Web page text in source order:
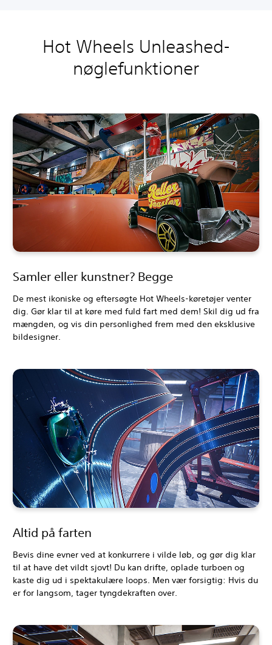
Hot Wheels Unleashed-
nøglefunktioner
Samler eller kunstner? Begge
De mest ikoniske og eftersøgte Hot Wheels-køretøjer venter
dig. Gør klar til at køre med fuld fart med dem! Skil dig ud fra
mængden, og vis din personlighed frem med den eksklusive
bildesigner.
Altid på farten
Bevis dine evner ved at konkurrere i vilde løb, og gør dig klar
til at have det vildt sjovt! Du kan drifte, oplade turboen og
kaste dig ud i spektakulære loops. Men vær forsigtig: Hvis du
er for langsom, tager tyngdekraften over.